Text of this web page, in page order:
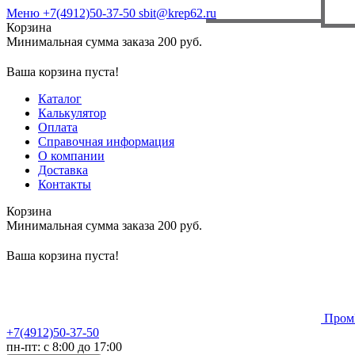
Меню +7(4912)50-37-50 sbit@krep62.ru
Корзина
Минимальная сумма заказа 200 руб.
Ваша корзина пуста!
Каталог
Калькулятор
Оплата
Справочная информация
О компании
Доставка
Контакты
Корзина
Минимальная сумма заказа 200 руб.
Ваша корзина пуста!
+7(4912)50-37-50
пн-пт: с 8:00 до 17:00